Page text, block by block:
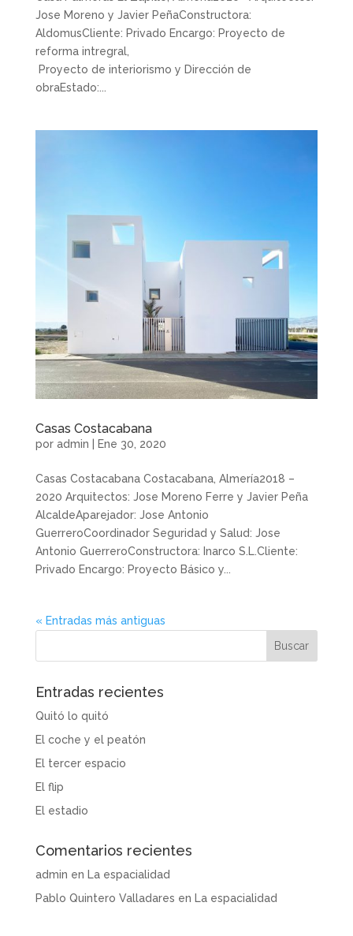
Jose Moreno y Javier PeñaConstructora:
AldomusCliente: Privado Encargo: Proyecto de
reforma intregral,
Proyecto de interiorismo y Dirección de
obraEstado:...
Casas Costacabana
por admin Ene 30, 2020
Casas Costacabana Costacabana, Almería2018 –
2020 Arquitectos: Jose Moreno Ferre y Javier Peña
AlcaldeAparejador: Jose Antonio
GuerreroCoordinador Seguridad y Salud: Jose
Antonio GuerreroConstructora: Inarco S.L.Cliente:
Privado Encargo: Proyecto Básico y...
« Entradas más antiguas
Entradas recientes
Quitó lo quitó
El coche y el peatón
El tercer espacio
El flip
El estadio
Comentarios recientes
admin en La espacialidad
Pablo Quintero Valladares en La espacialidad